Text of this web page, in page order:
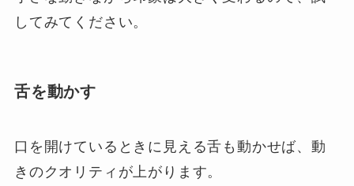
してみてください。
舌を動かす
口を開けているときに見える舌も動かせば、動
きのクオリティが上がります。